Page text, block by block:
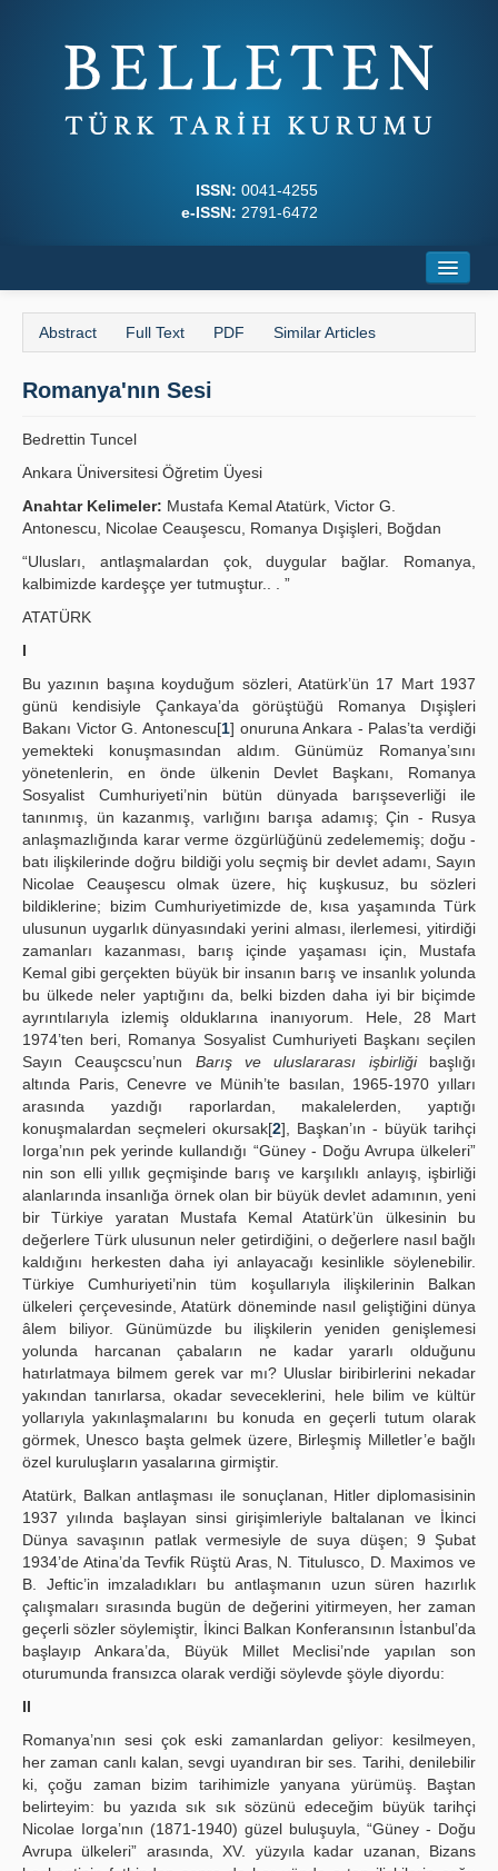
ISSN: 0041-4255
e-ISSN: 2791-6472
About
Journal Boards
Writing Rules
Principles
Publication Policies
Guidelines
Contact Us
Abstract Full Text PDF Similar Articles
Romanya'nın Sesi
Bedrettin Tuncel
Ankara Üniversitesi Öğretim Üyesi
Anahtar Kelimeler: Mustafa Kemal Atatürk, Victor G.
Antonescu, Nicolae Ceauşescu, Romanya Dışişleri, Boğdan
“Ulusları, antlaşmalardan çok, duygular bağlar. Romanya,
kalbimizde kardeşçe yer tutmuştur.. . ”
ATATÜRK
I
Bu yazının başına koyduğum sözleri, Atatürk’ün 17 Mart 1937
günü kendisiyle Çankaya’da görüştüğü Romanya Dışişleri
Bakanı Victor G. Antonescu[1] onuruna Ankara - Palas’ta verdiği
yemekteki konuşmasından aldım. Günümüz Romanya’sını
yönetenlerin, en önde ülkenin Devlet Başkanı, Romanya
Sosyalist Cumhuriyeti’nin bütün dünyada barışseverliği ile
tanınmış, ün kazanmış, varlığını barışa adamış; Çin - Rusya
anlaşmazlığında karar verme özgürlüğünü zedelememiş; doğu -
batı ilişkilerinde doğru bildiği yolu seçmiş bir devlet adamı, Sayın
Nicolae Ceauşescu olmak üzere, hiç kuşkusuz, bu sözleri
bildiklerine; bizim Cumhuriyetimizde de, kısa yaşamında Türk
ulusunun uygarlık dünyasındaki yerini alması, ilerlemesi, yitirdiği
zamanları kazanması, barış içinde yaşaması için, Mustafa
Kemal gibi gerçekten büyük bir insanın barış ve insanlık yolunda
bu ülkede neler yaptığını da, belki bizden daha iyi bir biçimde
ayrıntılarıyla izlemiş olduklarına inanıyorum. Hele, 28 Mart
1974’ten beri, Romanya Sosyalist Cumhuriyeti Başkanı seçilen
Sayın Ceauşcscu’nun Barış ve uluslararası işbirliğibaşlığı
altında Paris, Cenevre ve Münih’te basılan, 1965-1970 yılları
arasında yazdığı raporlardan, makalelerden, yaptığı
konuşmalardan seçmeleri okursak[2], Başkan’ın - büyük tarihçi
Iorga’nın pek yerinde kullandığı “Güney - Doğu Avrupa ülkeleri”
nin son elli yıllık geçmişinde barış ve karşılıklı anlayış, işbirliği
alanlarında insanlığa örnek olan bir büyük devlet adamının, yeni
bir Türkiye yaratan Mustafa Kemal Atatürk’ün ülkesinin bu
değerlere Türk ulusunun neler getirdiğini, o değerlere nasıl bağlı
kaldığını herkesten daha iyi anlayacağı kesinlikle söylenebilir.
Türkiye Cumhuriyeti’nin tüm koşullarıyla ilişkilerinin Balkan
ülkeleri çerçevesinde, Atatürk döneminde nasıl geliştiğini dünya
âlem biliyor. Günümüzde bu ilişkilerin yeniden genişlemesi
yolunda harcanan çabaların ne kadar yararlı olduğunu
hatırlatmaya bilmem gerek var mı? Uluslar biribirlerini nekadar
yakından tanırlarsa, okadar seveceklerini, hele bilim ve kültür
yollarıyla yakınlaşmalarını bu konuda en geçerli tutum olarak
görmek, Unesco başta gelmek üzere, Birleşmiş Milletler’e bağlı
özel kuruluşların yasalarına girmiştir.
Atatürk, Balkan antlaşması ile sonuçlanan, Hitler diplomasisinin
1937 yılında başlayan sinsi girişimleriyle baltalanan ve İkinci
Dünya savaşının patlak vermesiyle de suya düşen; 9 Şubat
1934’de Atina’da Tevfik Rüştü Aras, N. Titulusco, D. Maximos ve
B. Jeftic’in imzaladıkları bu antlaşmanın uzun süren hazırlık
çalışmaları sırasında bugün de değerini yitirmeyen, her zaman
geçerli sözler söylemiştir, İkinci Balkan Konferansının İstanbul’da
başlayıp Ankara’da, Büyük Millet Meclisi’nde yapılan son
oturumunda fransızca olarak verdiği söylevde şöyle diyordu:
II
Romanya’nın sesi çok eski zamanlardan geliyor: kesilmeyen,
her zaman canlı kalan, sevgi uyandıran bir ses. Tarihi, denilebilir
ki, çoğu zaman bizim tarihimizle yanyana yürümüş. Baştan
belirteyim: bu yazıda sık sık sözünü edeceğim büyük tarihçi
Nicolae Iorga’nın (1871-1940) güzel buluşuyla, “Güney - Doğu
Avrupa ülkeleri” arasında, XV. yüzyıla kadar uzanan, Bizans